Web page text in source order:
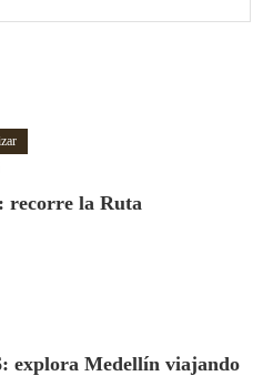
recorre la Ruta
explora Medellín viajando